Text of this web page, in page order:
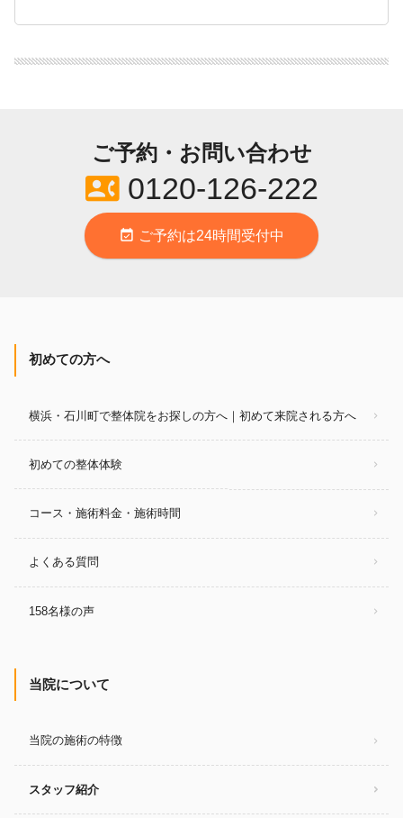
ご予約・お問い合わせ
contact_phone0120-126-222
event_available ご予約は24時間受付中
初めての方へ
横浜・石川町で整体院をお探しの方へ｜初めて来院される方へ
初めての整体体験
コース・施術料金・施術時間
よくある質問
158名様の声
当院について
当院の施術の特徴
スタッフ紹介